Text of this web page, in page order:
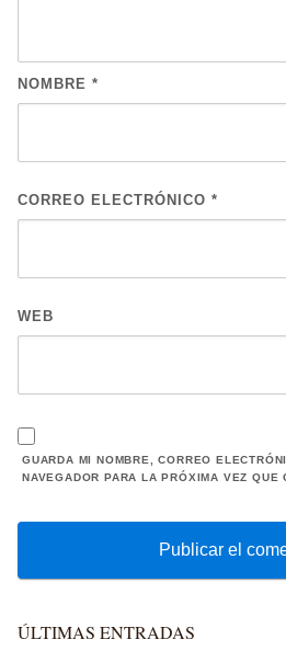
NOMBRE *
CORREO ELECTRÓNICO *
WEB
GUARDA MI NOMBRE, CORREO
NAVEGADOR PARA LA PRÓXIMA VEZ QUE
ÚLTIMAS ENTRADAS